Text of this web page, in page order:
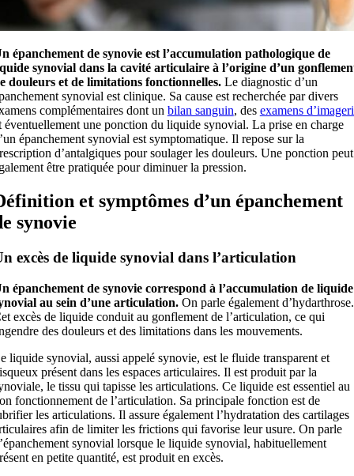
épanchement de synovie est l’accumulation pathologique de
synovial dans la cavité articulaire à l’origine d’un
douleurs et de limitations fonctionnelles.Le diagnostic d’un
synovial est clinique. Sa cause est recherchée par divers
complémentaires dont un bilan sanguin, des examens
éventuellement une ponction du liquide synovial. La prise en charge
épanchement synovial est symptomatique. Il repose sur la
d’antalgiques pour soulager les douleurs. Une ponction peut
être pratiquée pour diminuer la pression.
et symptômes d’un épanchement
synovie
excès de liquide synovial dans l’articulation
épanchement de synovie correspond à l’accumulation de liquide
au sein d’une articulation. On parle également d’hydarthrose.
excès de liquide conduit au gonflement de l’articulation, ce qui
des douleurs et des limitations dans les mouvements.
liquide synovial, aussi appelé synovie, est le fluide transparent et
présent dans les espaces articulaires. Il est produit par la
le tissu qui tapisse les articulations. Ce liquide est essentiel au
fonctionnement de l’articulation. Sa principale fonction est de
les articulations. Il assure également l’hydratation des cartilages
afin de limiter les frictions qui favorise leur usure. On parle
synovial lorsque le liquide synovial, habituellement
en petite quantité, est produit en excès.